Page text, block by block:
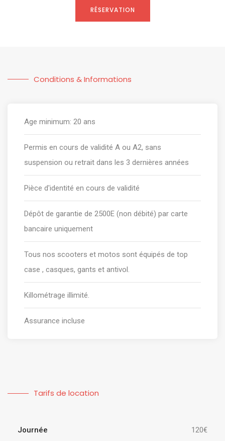
RÉSERVATION
Conditions & Informations
Age minimum: 20 ans
Permis en cours de validité A ou A2, sans
suspension ou retrait dans les 3 dernières années
Pièce d'identité en cours de validité
Dépôt de garantie de 2500E (non débité) par carte
bancaire uniquement
Tous nos scooters et motos sont équipés de top
case , casques, gants et antivol.
Killométrage illimité.
Assurance incluse
Tarifs de location
Journée 120€